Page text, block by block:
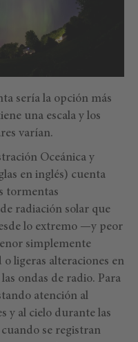
sería la opción más
una escala y los
varían.
Oceánica y
en inglés) cuenta
tormentas
radiación solar que
lo extremo —y peor
simplemente
ligeras alteraciones en
ondas de radio. Para
atención al
y al cielo durante las
se registran